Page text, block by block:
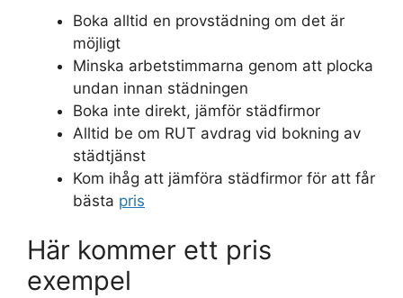
Boka alltid en provstädning om det är
möjligt
Minska arbetstimmarna genom att plocka
undan innan städningen
Boka inte direkt, jämför städfirmor
Alltid be om RUT avdrag vid bokning av
städtjänst
Kom ihåg att jämföra städfirmor för att får
bästa pris
Här kommer ett pris
exempel